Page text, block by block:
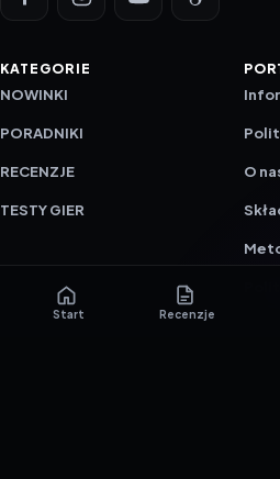
KATEGORIE
NOWINKI
PORADNIKI
RECENZJE
TESTY GIER
O
Start Recenzje